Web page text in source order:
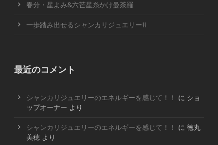
春分・星よみ&六芒星糸かけ曼荼羅
一歩踏み出せるシャンカリジュエリー!!
最近のコメント
シャンカリジュエリーのエネルギーを感じて！！ に ショ
ップオーナー より
シャンカリジュエリーのエネルギーを感じて！！ に 徳丸
美穂 より